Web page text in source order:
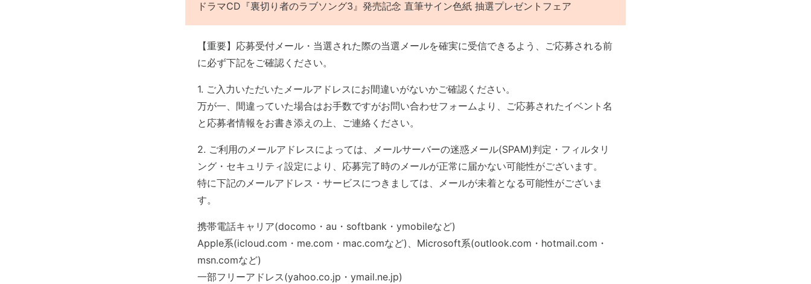
ドラマCD『裏切り者のラブソング3』発売記念 直筆サイン色紙 抽選プレゼントフェア
【重要】応募受付メール・当選された際の当選メールを確実に受信できるよう、ご応募される前
に必ず下記をご確認ください。
1. ご入力いただいたメールアドレスにお間違いがないかご確認ください。
万が一、間違っていた場合はお手数ですがお問い合わせフォームより、ご応募されたイベント名
と応募者情報をお書き添えの上、ご連絡ください。
2. ご利用のメールアドレスによっては、メールサーバーの迷惑メール(SPAM)判定・フィルタリ
ング・セキュリティ設定により、応募完了時のメールが正常に届かない可能性がございます。
特に下記のメールアドレス・サービスにつきましては、メールが未着となる可能性がございま
す。
携帯電話キャリア(docomo・au・softbank・ymobileなど)
Apple系(icloud.com・me.com・mac.comなど)、Microsoft系(outlook.com・hotmail.com・
msn.comなど)
一部フリーアドレス(yahoo.co.jp・ymail.ne.jp)